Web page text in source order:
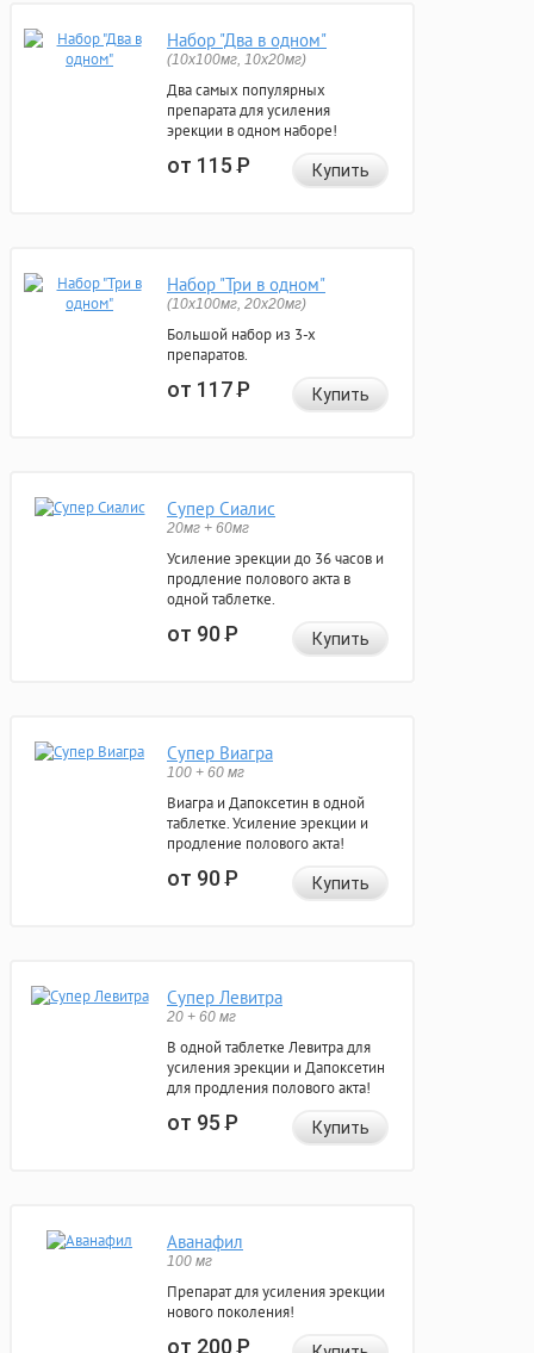
Набор "Два в одном"
(10x100мг, 10x20мг)
Два самых популярных
препарата для усиления
эрекции в одном наборе!
от 115Р Купить
Набор "Три в одном"
(10x100мг, 20x20мг)
Большой набор из 3-х
препаратов.
от 117Р Купить
Супер Сиалис
20мг + 60мг
Усиление эрекции до 36 часов и
продление полового акта в
одной таблетке.
от 90Р Купить
Супер Виагра
100 + 60 мг
Виагра и Дапоксетин в одной
таблетке. Усиление эрекции и
продление полового акта!
от 90Р Купить
Супер Левитра
20 + 60 мг
В одной таблетке Левитра для
усиления эрекции и Дапоксетин
для продления полового акта!
от 95Р Купить
Аванафил
100 мг
Препарат для усиления эрекции
нового поколения!
от 200Р